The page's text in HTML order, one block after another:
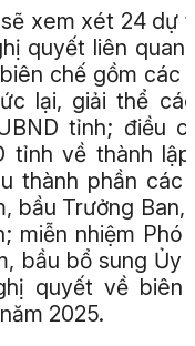
xem xét 24 dự
quyết liên quan
chế gồm các
lại, giải thể
tỉnh; điều
tỉnh về thành
thành phần các
bầu Trưởng Ban,
miễn nhiệm Phó
bầu bổ sung Ủy
quyết về biên
2025.